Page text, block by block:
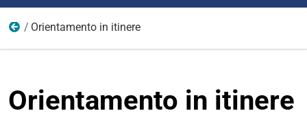
Didattica
Orientamento in itinere
Orientamento in itinere